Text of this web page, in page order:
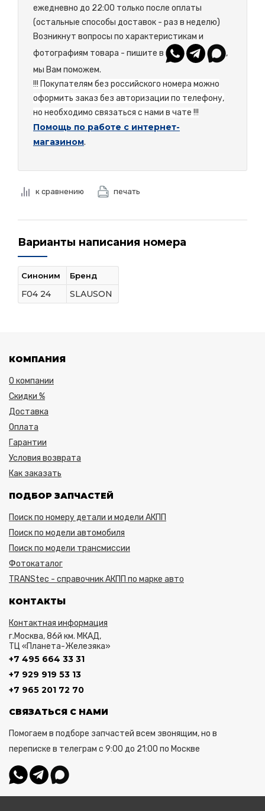
ежедневно до 22:00 только после оплаты
(остальные способы доставок - раз в неделю)
Возникнут вопросы по характеристикам и
фотографиям товара - пишите в
,
мы Вам поможем.
!!! Покупателям без российского номера можно
оформить заказ без авторизации по телефону,
но необходимо связаться с нами в чате !!!
Помощь по работе с интернет-
магазином.
к сравнению печать
Варианты написания номера
Синоним Бренд
F04 24 SLAUSON
КОМПАНИЯ
О компании
Скидки %
Доставка
Оплата
Гарантии
Условия возврата
Как заказать
ПОДБОР ЗАПЧАСТЕЙ
Поиск по номеру детали и модели АКПП
Поиск по модели автомобиля
Поиск по модели трансмиссии
Фотокаталог
TRANStec - справочник АКПП по марке авто
КОНТАКТЫ
Контактная информация
г.Москва, 86й км. МКАД,
ТЦ «Планета-Железяка»
+7 495 664 33 31
+7 929 919 53 13
+7 965 201 72 70
СВЯЗАТЬСЯ С НАМИ
Помогаем в подборе запчастей всем звонящим, но в
переписке в телеграм с 9:00 до 21:00 по Москве